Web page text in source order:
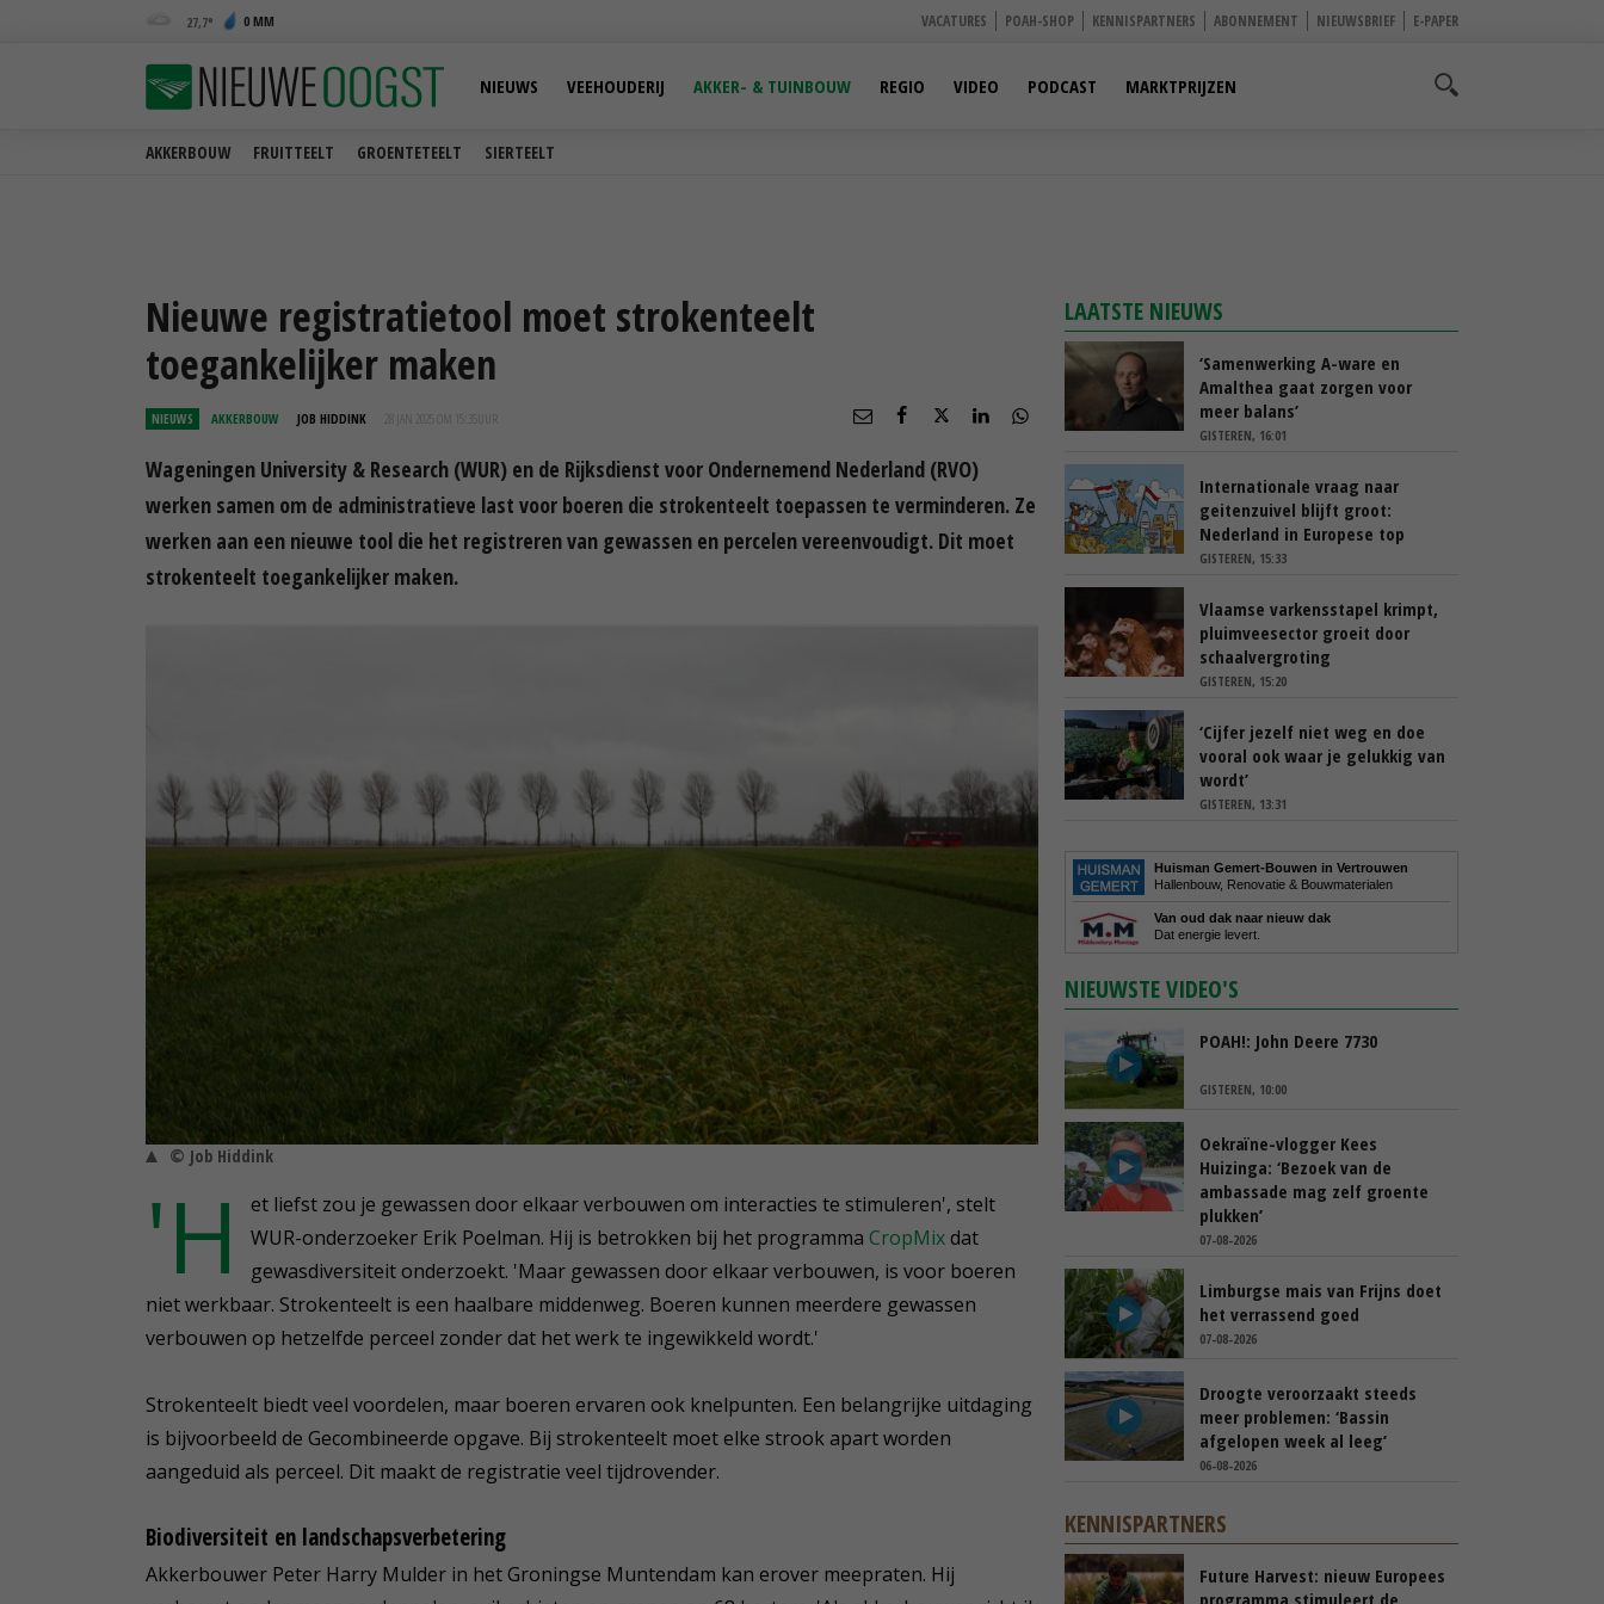
27,7 0 MM VACATURES POAH-SHOP KENNISPARTNERS ABONNEMENT NIEUWSBRIEF E-PAPER
AKKERBOUW FRUITTEELT GROENTETEELT SIERTEELT
NIEUWS VEEHOUDERIJ AKKER- & TUINBOUW REGIO VIDEO PODCAST MARKTPRIJZEN
Nieuwe registratietool moet strokenteelt
toegankelijker maken
NIEUWS AKKERBOUW JOB HIDDINK 28 JAN 2025 OM 15:35
Wageningen University & Research (WUR) en de Rijksdienst voor Ondernemend Nederland (RVO)
werken samen om de administratieve last voor boeren die strokenteelt toepassen te verminderen. Ze
werken aan een nieuwe tool die het registreren van gewassen en percelen vereenvoudigt. Dit moet
strokenteelt toegankelijker maken.
© Job Hiddink
'H
et liefst zou je gewassen door elkaar verbouwen om interacties te stimuleren', stelt
WUR-onderzoeker Erik Poelman. Hij is betrokken bij het programma CropMixdat
gewasdiversiteit onderzoekt. 'Maar gewassen door elkaar verbouwen, is voor boeren
niet werkbaar. Strokenteelt is een haalbare middenweg. Boeren kunnen meerdere gewassen
verbouwen op hetzelfde perceel zonder dat het werk te ingewikkeld wordt.'
Strokenteelt biedt veel voordelen, maar boeren ervaren ook knelpunten. Een belangrijke uitdaging
is bijvoorbeeld de Gecombineerde opgave. Bij strokenteelt moet elke strook apart worden
aangeduid als perceel. Dit maakt de registratie veel tijdrovender.
Biodiversiteit en landschapsverbetering
Akkerbouwer Peter Harry Mulder in het Groningse Muntendam kan erover meepraten. Hij
LAATSTE NIEUWS
‘Samenwerking A-ware en
Amalthea gaat zorgen voor
meer balans’
GISTEREN, 16:01
Internationale vraag naar
geitenzuivel blijft groot:
Nederland in Europese top
GISTEREN, 15:33
Vlaamse varkensstapel krimpt,
pluimveesector groeit door
schaalvergroting
GISTEREN, 15:20
‘Cijfer jezelf niet weg en doe
vooral ook waar je gelukkig van
wordt’
GISTEREN, 13:31
Huisman Gemert-Bouwen in Vertrouwen
Hallenbouw, Renovatie & Bouwmaterialen
Van oud dak naar nieuw dak
Dat energie levert.
NIEUWSTE VIDEO'S
POAH!: John Deere 7730
GISTEREN, 10:00
Oekraïne-vlogger Kees
Huizinga: ‘Bezoek van de
ambassade mag zelf groente
plukken’
07-08-2026
Limburgse mais van Frijns doet
het verrassend goed
07-08-2026
Droogte veroorzaakt steeds
meer problemen: ‘Bassin
afgelopen week al leeg’
06-08-2026
KENNISPARTNERS
Future Harvest: nieuw Europees
programma stimuleert de